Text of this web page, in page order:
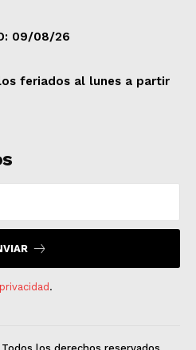
09/08/26
feriados al lunes a partir
.